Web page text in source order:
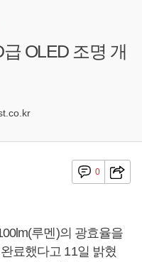
OLED 조명 개
0
루멘)의 광효율을
료했다고 11일 밝혔